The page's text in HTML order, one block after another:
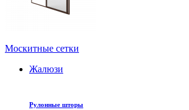
Москитные сетки
Жалюзи
Рулонные шторы